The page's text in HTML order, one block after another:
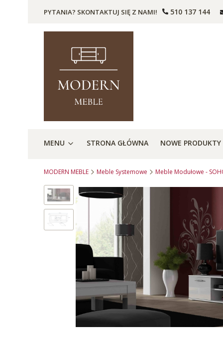
PYTANIA? SKONTAKTUJ SIĘ Z NAMI! 510 137 144
MENU STRONA GŁÓWNA NOWE PRODUKTY
MODERN MEBLE Meble Systemowe Meble Modułowe -